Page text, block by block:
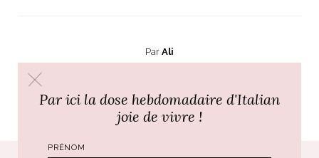
Par Ali
PRÉCÉDENT SUIVANT
Par ici la dose hebdomadaire d'Italian
joie de vivre !